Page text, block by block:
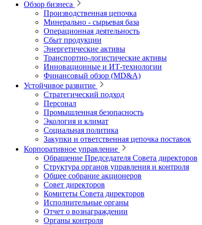
Обзор бизнеса
Производственная цепочка
Минерально ‑ сырьевая база
Операционная деятельность
Сбыт продукции
Энергетические активы
Транспортно-логистические активы
Инновационные и ИТ‑технологии
Финансовый обзор (MD&A)
Устойчивое развитие
Стратегический подход
Персонал
Промышленная безопасность
Экология и климат
Социальная политика
Закупки и ответственная цепочка поставок
Корпоративное управление
Обращение Председателя Совета директоров
Структура органов управления и контроля
Общее собрание акционеров
Совет директоров
Комитеты Совета директоров
Исполнительные органы
Отчет о вознаграждении
Органы контроля